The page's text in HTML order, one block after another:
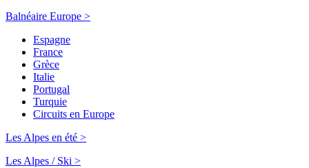
Balnéaire Europe >
Espagne
France
Grèce
Italie
Portugal
Turquie
Circuits en Europe
Les Alpes en été >
Les Alpes / Ski >